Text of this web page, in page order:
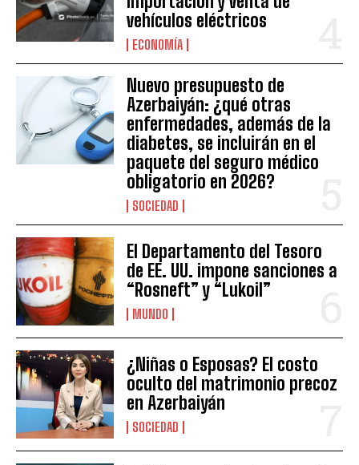
vehículos eléctricos
ECONOMÍA
Nuevo presupuesto de
Azerbaiyán: ¿qué otras
enfermedades, además de la
diabetes, se incluirán en el
paquete del seguro médico
obligatorio en 2026?
SOCIEDAD
El Departamento del Tesoro
de EE. UU. impone sanciones a
“Rosneft” y “Lukoil”
MUNDO
¿Niñas o Esposas? El costo
oculto del matrimonio precoz
en Azerbaiyán
SOCIEDAD